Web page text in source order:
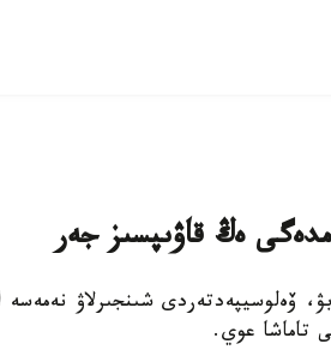
ەڭ قاۋىپسىز جەر
ۆەلوسيپەدتەردى شىنجىرلاۋ نەمەسە
تاماشا عوي.